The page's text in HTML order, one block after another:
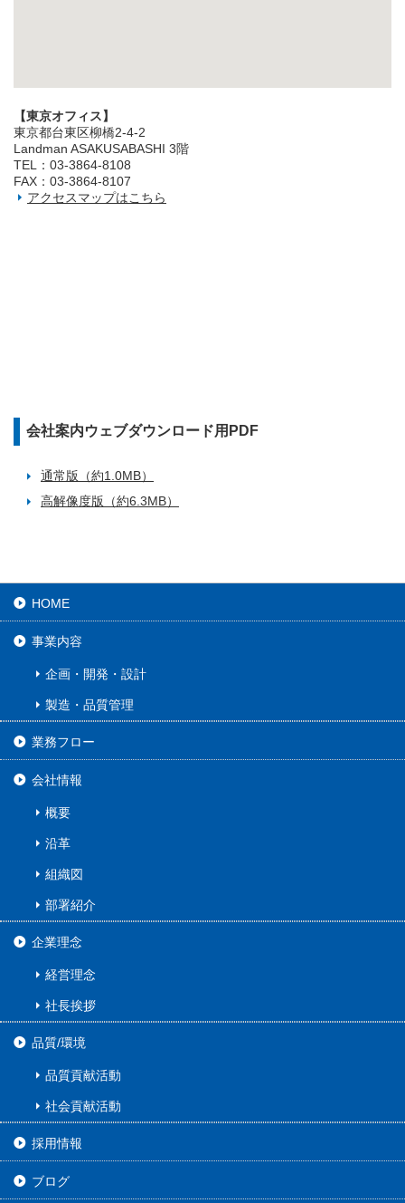
【東京オフィス】
東京都台東区柳橋2‐4‐2
Landman ASAKUSABASHI 3階
TEL：03‐3864‐8108
FAX：03‐3864‐8107
アクセスマップはこちら
会社案内ウェブダウンロード用PDF
通常版（約1.0MB）
高解像度版（約6.3MB）
HOME
事業内容
企画・開発・設計
製造・品質管理
業務フロー
会社情報
概要
沿革
組織図
部署紹介
企業理念
経営理念
社長挨拶
品質/環境
品質貢献活動
社会貢献活動
採用情報
ブログ